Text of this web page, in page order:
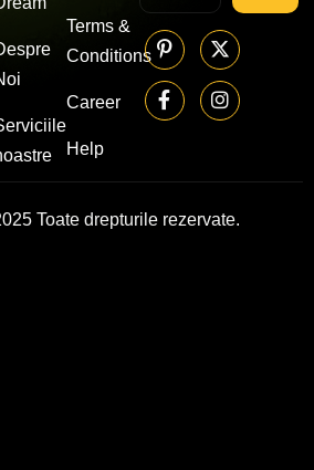
Terms &
Conditions
Career
Help
Toate drepturile rezervate.